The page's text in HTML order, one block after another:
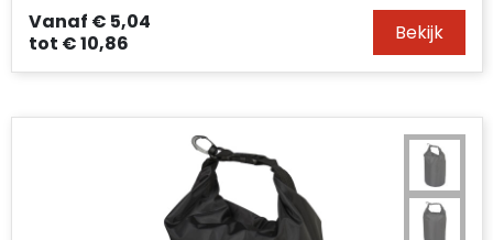
Vanaf € 5,04
tot € 10,86 Bekijk